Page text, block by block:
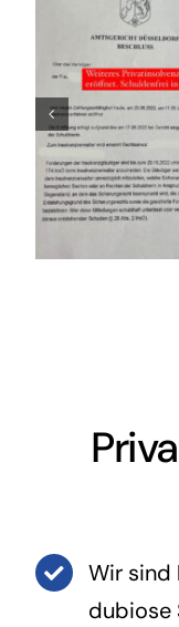
Wir sind
dubiose